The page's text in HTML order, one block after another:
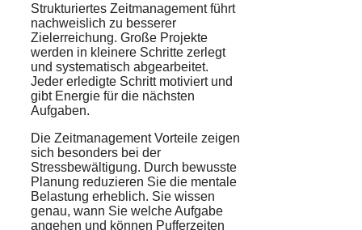
Strukturiertes Zeitmanagement führt
nachweislich zu besserer
Zielerreichung. Große Projekte
werden in kleinere Schritte zerlegt
und systematisch abgearbeitet.
Jeder erledigte Schritt motiviert und
gibt Energie für die nächsten
Aufgaben.
Die Zeitmanagement Vorteile zeigen
sich besonders bei der
Stressbewältigung. Durch bewusste
Planung reduzieren Sie die mentale
Belastung erheblich. Sie wissen
genau, wann Sie welche Aufgabe
angehen und können Pufferzeiten